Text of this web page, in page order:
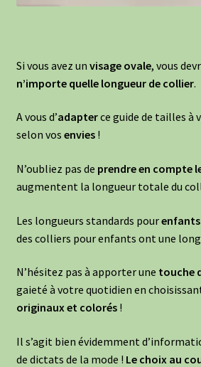
Si vous avez un visage ovale, vous
n’importe quelle longueur de collier.
A vous d’adapterce guide de tailles à
selon vos envies!
N’oubliez pas de prendre en compte
augmentent la longueur totale du
Les longueurs standards pourenfants
des colliers pour enfants ont une
N’hésitez pas à apporter une touche
gaieté à votre quotidien en
originaux et colorés!
Il s’agit bien évidemment
de dictats de la mode ! Le choix au